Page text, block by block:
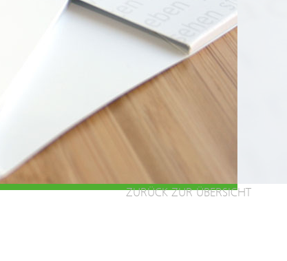
ZURÜCK ZUR ÜBERSICHT